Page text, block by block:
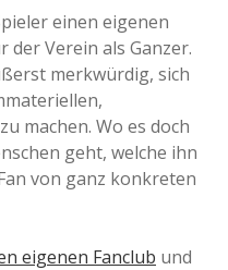
einen eigenen
der Verein als Ganzer.
merkwürdig, sich
machen. Wo es doch
geht, welche ihn
von ganz konkreten
eigenen Fanclub und